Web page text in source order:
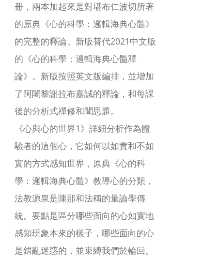
冊，兩本加起來是對堪布仁波切所著
的原典《心的科學：邏輯海典心髓》
的完整的釋論。新版替代2021中文版
的《心的科學：邏輯海典心髓釋
論》。新版按照英文版編排，並增加
了阿闍黎謝拉布嘉誠的釋論，和每課
後的分析式禪修和聞思題。
《心與心的世界1》詳細分析作為體
驗者的這個心，它如何以如實和不如
實的方式感知世界，原典《心的科
學：邏輯海典心髓》教導心的分類，
法教源泉是陳那和法稱的量論學傳
統。要點是區分哪些面向的心如實地
感知現象本來的樣子，哪些面向的心
是錯亂迷惑的，並束縛我們於輪回。